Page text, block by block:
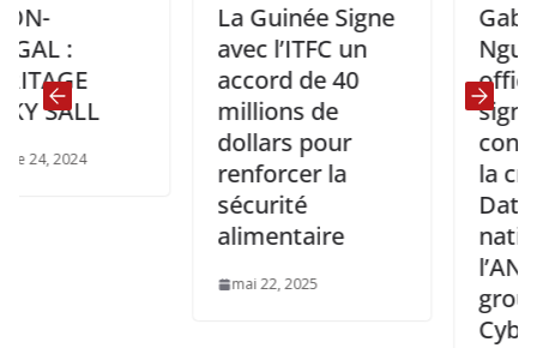
La Guinée Signe
avec l’ITFC un
accord de 40
millions de
dollars pour
renforcer la
sécurité
alimentaire
mai 22, 2025
Gabon:
Nguema
officialise la
signature
la création
Data
national de
l’ANINF
groupe
Cybastion